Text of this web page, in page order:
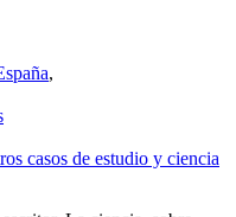
,
casos de estudio y ciencia